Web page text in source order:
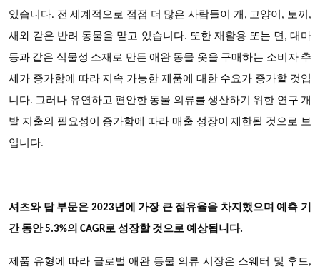
있습니다. 전 세계적으로 점점 더 많은 사람들이 개, 고양이, 토끼,
새와 같은 반려 동물을 맡고 있습니다. 또한 재활용 또는 면, 대마
등과 같은 식물성 소재로 만든 애완 동물 옷을 구매하는 소비자 추
세가 증가함에 따라 지속 가능한 제품에 대한 수요가 증가할 것입
니다. 그러나 유연하고 편안한 동물 의류를 생산하기 위한 연구 개
발 지출의 필요성이 증가함에 따라 매출 성장이 제한될 것으로 보
입니다.
셔츠와 탑 부문은 2023년에 가장 큰 점유율을 차지했으며 예측 기
간 동안 5.3%의 CAGR로 성장할 것으로 예상됩니다.
제품 유형에 따라 글로벌 애완 동물 의류 시장은 스웨터 및 후드,